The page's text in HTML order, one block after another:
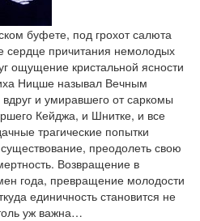
буфете, под грохот салюта
причитания немолодых
ощущение кристальной ясности
Ницше называл Вечным
и умиравшего от саркомы
Кейджа, и Шнитке, и все
трагические попытки
преодолеть свою
Возвращение в
года, превращение молодости
единичность становится не
уж важна…